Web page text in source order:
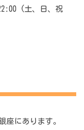
、日、祝
座にあります。